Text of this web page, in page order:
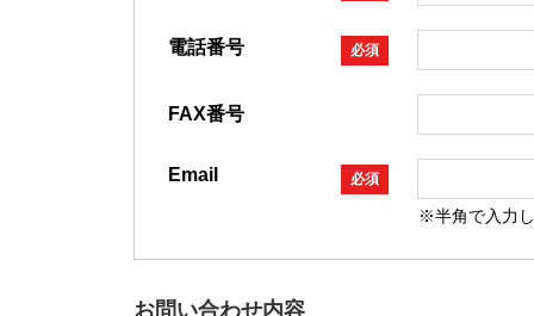
電話番号 必須
FAX番号
Email 必須
※半角で入力し
お問い合わせ内容